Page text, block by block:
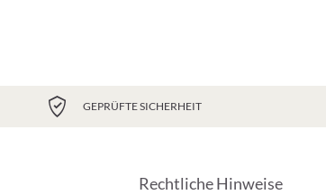
GEPRÜFTE SICHERHEIT
Rechtliche Hinweise